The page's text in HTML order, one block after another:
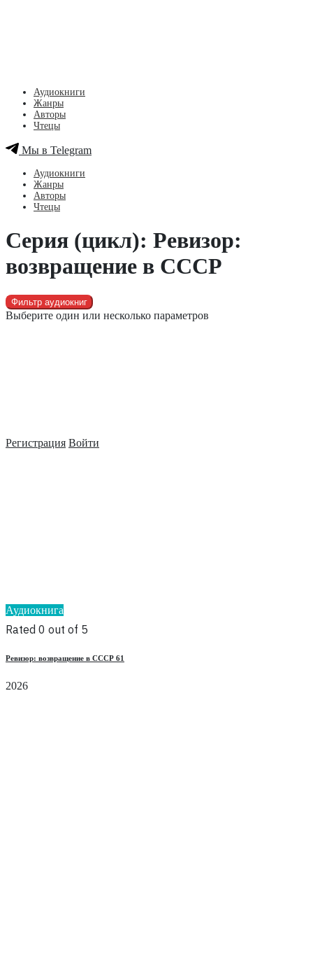
Регистрация Войти
Аудиокниги
Жанры
Авторы
Чтецы
Мы в Telegram
Аудиокниги
Жанры
Авторы
Чтецы
Серия (цикл): Ревизор:
возвращение в СССР
Фильтр аудиокниг
Выберите один или несколько параметров
Аудиокнига
Rated 0 out of 5
Ревизор: возвращение в СССР 61
2026